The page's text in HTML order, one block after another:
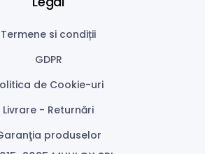
Termene si condiții
GDPR
de Cookie-uri
Livrare - Returnări
produselor